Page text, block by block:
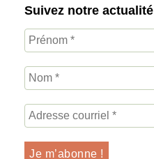
Suivez notre actualité